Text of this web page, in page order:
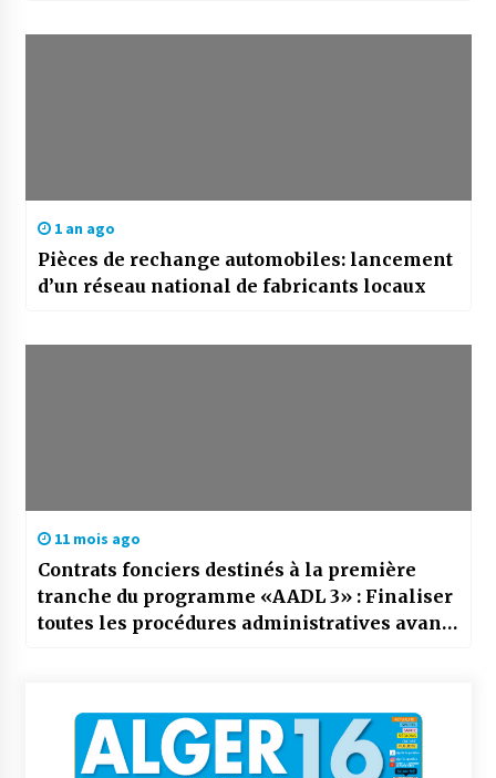
1 an ago
Pièces de rechange automobiles: lancement
d’un réseau national de fabricants locaux
11 mois ago
Contrats fonciers destinés à la première
tranche du programme «AADL 3» : Finaliser
toutes les procédures administratives avant